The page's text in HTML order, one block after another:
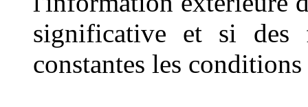
significative et si des
constantes les